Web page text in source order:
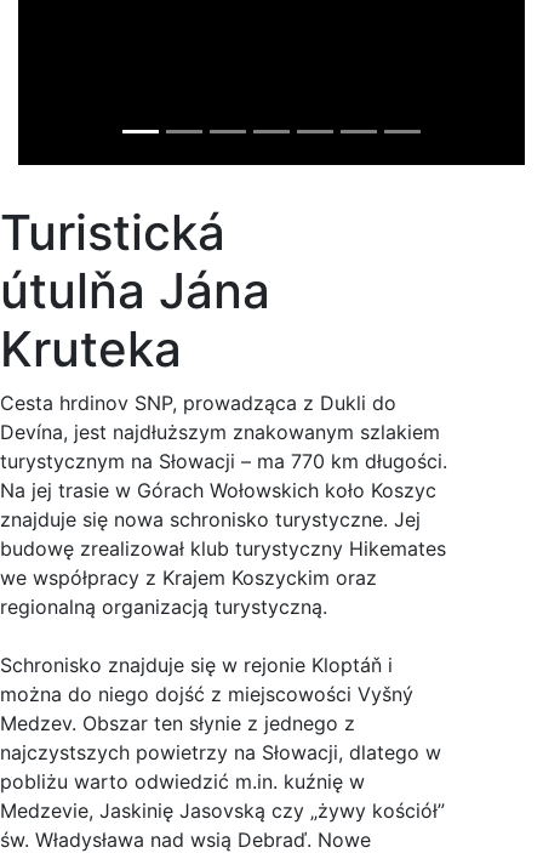
Turistická
útulňa Jána
Kruteka
Cesta hrdinov SNP, prowadząca z Dukli do
Devína, jest najdłuższym znakowanym szlakiem
turystycznym na Słowacji – ma 770 km długości.
Na jej trasie w Górach Wołowskich koło Koszyc
znajduje się nowa schronisko turystyczne. Jej
budowę zrealizował klub turystyczny Hikemates
we współpracy z Krajem Koszyckim oraz
regionalną organizacją turystyczną.
Schronisko znajduje się w rejonie Kloptáň i
można do niego dojść z miejscowości Vyšný
Medzev. Obszar ten słynie z jednego z
najczystszych powietrzy na Słowacji, dlatego w
pobliżu warto odwiedzić m.in. kuźnię w
Medzevie, Jaskinię Jasovską czy „żywy kościół”
św. Władysława nad wsią Debraď. Nowe